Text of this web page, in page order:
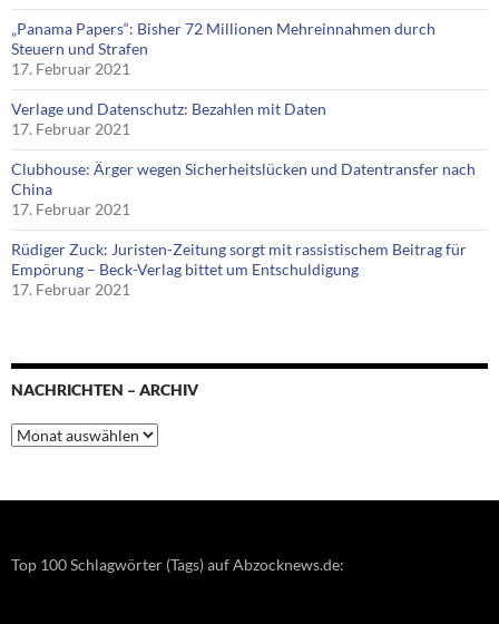
„Panama Papers“: Bisher 72 Millionen Mehreinnahmen durch
Steuern und Strafen
17. Februar 2021
Verlage und Datenschutz: Bezahlen mit Daten
17. Februar 2021
Clubhouse: Ärger wegen Sicherheitslücken und Datentransfer nach
China
17. Februar 2021
Rüdiger Zuck: Juristen-Zeitung sorgt mit rassistischem Beitrag für
Empörung – Beck-Verlag bittet um Entschuldigung
17. Februar 2021
NACHRICHTEN – ARCHIV
Nachrichten
–
Top 100 Schlagwörter (Tags) auf Abzocknews.de: